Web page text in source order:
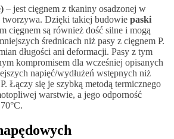
– jest cięgnem z tkaniny osadzonej w
Dzięki takiej budowie paski
cięgnem są również dość silne i mogą
średnicach niż pasy z cięgnem P.
długości ani deformacji. Pasy z tym
kompromisem dla wcześniej opisanych
napięć/wydłużeń wstępnych niż
Łączy się je szybką metodą termicznego
warstwie, a jego odporność